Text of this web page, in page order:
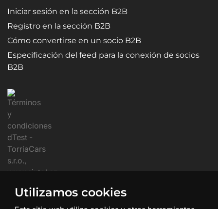
Iniciar sesión en la sección B2B
Registro en la sección B2B
Cómo convertirse en un socio B2B
Especificación del feed para la conexión de socios
B2B
Utilizamos cookies